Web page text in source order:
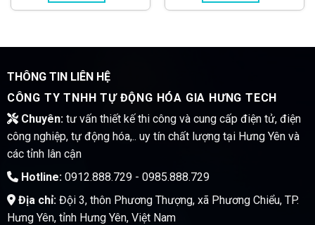
THÔNG TIN LIÊN HỆ
CÔNG TY TNHH TỰ ĐỘNG HÓA GIA HƯNG TECH
Chuyên:tư vấn thiết kế thi công và cung cấp điện tử, điện
công nghiệp, tự động hóa,.. uy tín chất lượng tại Hưng Yên và
các tỉnh lân cận
Hotline:0912.888.729 - 0985.888.729
Địa chỉ:Đội 3, thôn Phương Thượng, xã Phương Chiểu, TP.
Hưng Yên, tỉnh Hưng Yên, Việt Nam